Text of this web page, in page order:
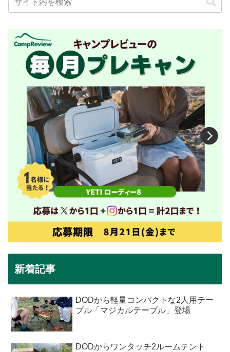
新着記事
DODから軽量コンパクトな2人用テー
ブル「マジカルテーブル」登場
DODからワンタッチ2ルームテント